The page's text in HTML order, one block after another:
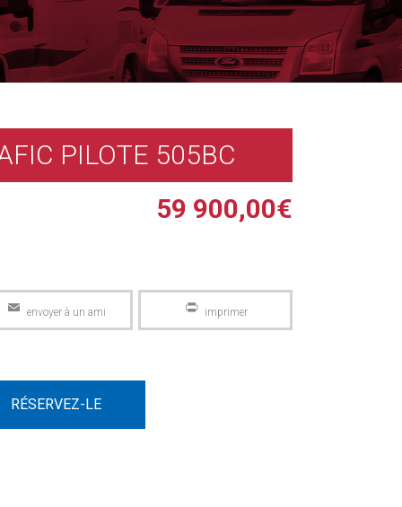
PILOTE 505BC
59 900,00€
Email PrintFriendly
RÉSERVEZ-LE